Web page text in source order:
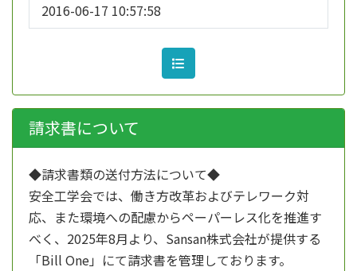
2016-06-17 10:57:58
請求書について
◆請求書類の送付方法について◆
安全工学会では、働き方改革およびテレワーク対
応、また環境への配慮からペーパーレス化を推進す
べく、 2025年8月より、 Sansan株式会社が提供する
「Bill One」にて請求書を管理しております。